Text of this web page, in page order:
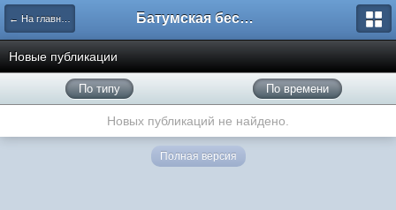
← На главную Батумская беседка
Новые публикации
По типу По времени
Новых публикаций не найдено.
Полная версия